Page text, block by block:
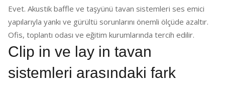
Evet. Akustik baffle ve taşyünü tavan sistemleri ses emici
yapılarıyla yankı ve gürültü sorunlarını önemli ölçüde azaltır.
Ofis, toplantı odası ve eğitim kurumlarında tercih edilir.
Clip in ve lay in tavan
sistemleri arasındaki fark